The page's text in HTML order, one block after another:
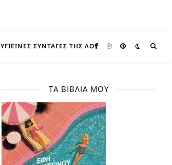
ΥΓΙΕΙΝΈΣ ΣΥΝΤΑΓΈΣ ΤΗΣ ΛΟΥ
ΤΑ ΒΙΒΛΊΑ ΜΟΥ